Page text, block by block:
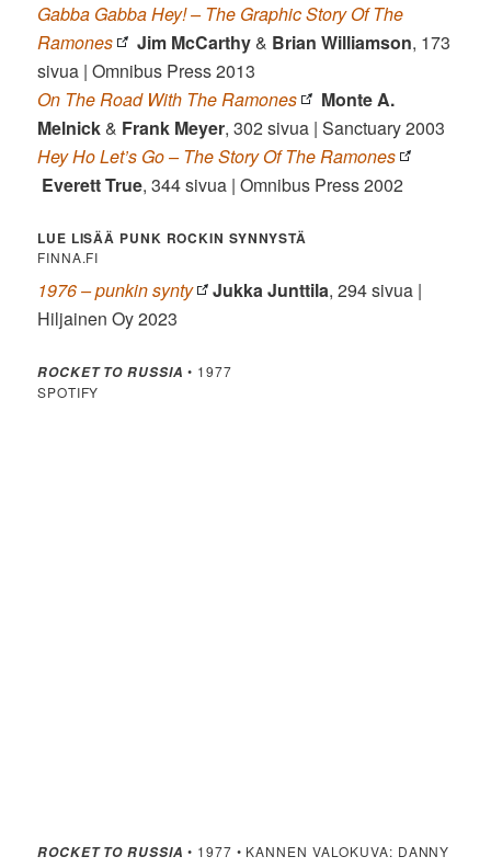
Gabba Gabba Hey! – The Graphic Story Of The
Ramones
Jim McCarthy& Brian Williamson, 173
sivua | Omnibus Press 2013
On The Road With The Ramones
Monte A.
Melnick& Frank Meyer, 302 sivua | Sanctuary 2003
Hey Ho Let’s Go – The Story Of The Ramones
Everett True, 344 sivua | Omnibus Press 2002
LUE LISÄÄ PUNK ROCKIN SYNNYSTÄ
FINNA.FI
1976 – punkin synty Jukka Junttila, 294 sivua |
Hiljainen Oy 2023
ROCKET TO RUSSIA • 1977
SPOTIFY
ROCKET TO RUSSIA • 1977 • KANNEN VALOKUVA: DANNY